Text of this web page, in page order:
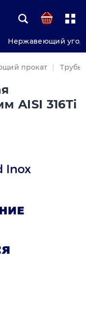
Нержавеющий
прокат Трубы
AISI 316Ti